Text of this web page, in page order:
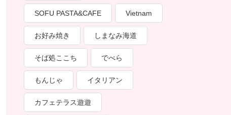
SOFU PASTA&CAFE Vietnam
お好み焼き しまなみ海道
そば処ここち でべら
もんじゃ イタリアン
カフェテラス遊遊